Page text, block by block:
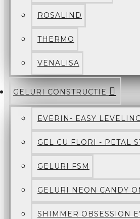
ROSALIND
THERMO
VENALISA
GELURI CONSTRUCTIE
EVERIN- EASY
GEL CU FLORI - PETAL
GELURI FSM
GELURI NEON CANDY
SHIMMER OBSESSION